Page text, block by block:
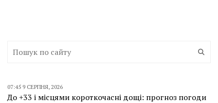
07:45 9 СЕРПНЯ, 2026
До +33 і місцями короткочасні дощі: прогноз погоди